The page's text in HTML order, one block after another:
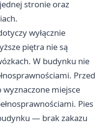
stronie oraz
wyłącznie
piętra nie są
W budynku nie
Przed
miejsce
Pies
— brak zakazu